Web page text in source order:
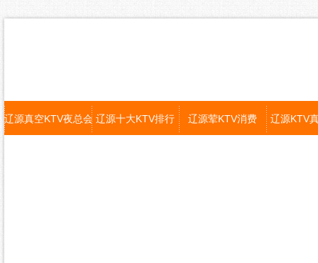
辽源真空KTV夜总会 辽源十大KTV排行 辽源荤KTV消费 辽源KTV